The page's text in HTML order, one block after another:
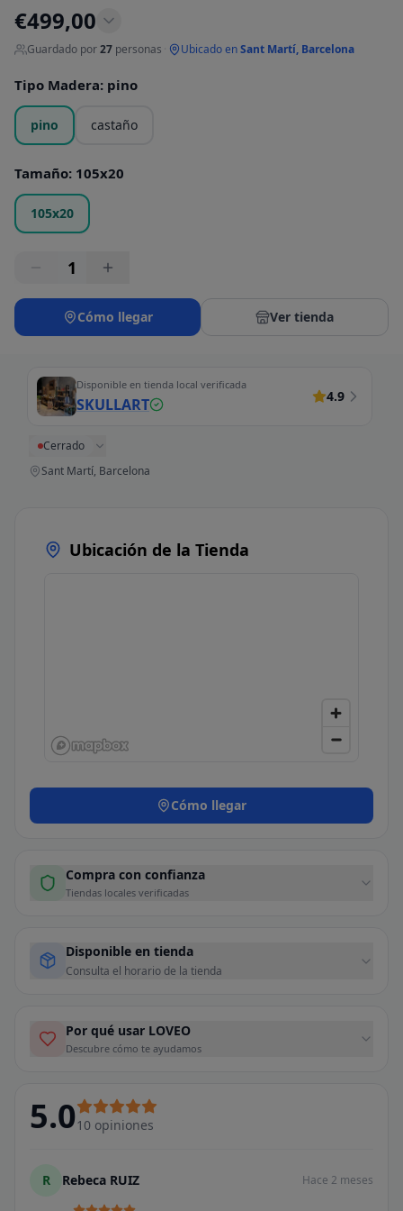
€499,00
Guardado por27 personas Ubicado enSant Martí, Barcelona
Tipo Madera: pino
pino castaño
Tamaño: 105x20
105x20
1
Cómo llegar Ver tienda
Disponible en tienda local verificada
SKULLART 4.9
Cerrado
Sant Martí, Barcelona
Ubicación de la Tienda
Cómo llegar
Compra con confianza
Tiendas locales verificadas
Disponible en tienda
Consulta el horario de la tienda
Por qué usar LOVEO
Descubre cómo te ayudamos
5.010 opiniones
R Rebeca RUIZ Hace 2 meses